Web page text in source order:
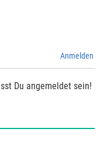
Anmelden
Du angemeldet sein!